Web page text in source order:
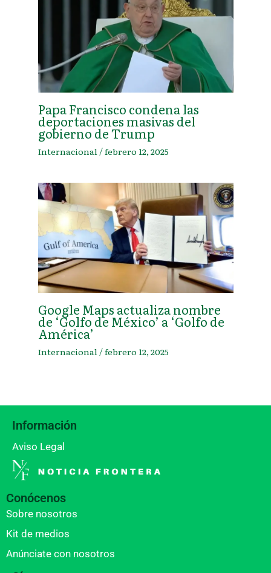
Papa Francisco condena las
deportaciones masivas del
gobierno de Trump
Internacional /febrero 12, 2025
Google Maps actualiza nombre
de ‘Golfo de México’ a ‘Golfo de
América’
Internacional /febrero 12, 2025
Información
Aviso Legal
Conócenos
Sobre nosotros
Kit de medios
Anúnciate con nosotros